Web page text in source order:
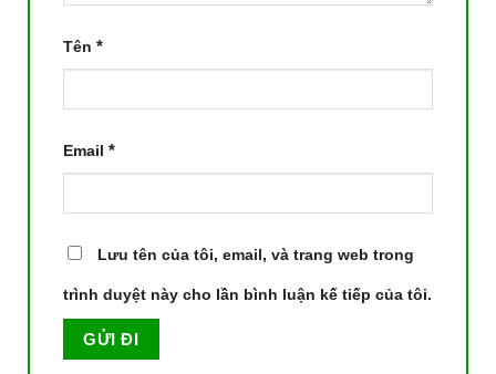
Tên *
Email *
Lưu tên của tôi, email, và trang web trong
trình duyệt này cho lần bình luận kế tiếp của tôi.